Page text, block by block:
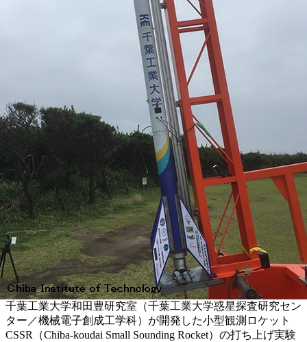
千葉工業大学和田豊研究室（千葉工業大学惑星探査研究セン
ター／機械電子創成工学科）が開発した小型観測ロケット
CSSR（Chiba-koudai Small Sounding Rocket）の打ち上げ実験